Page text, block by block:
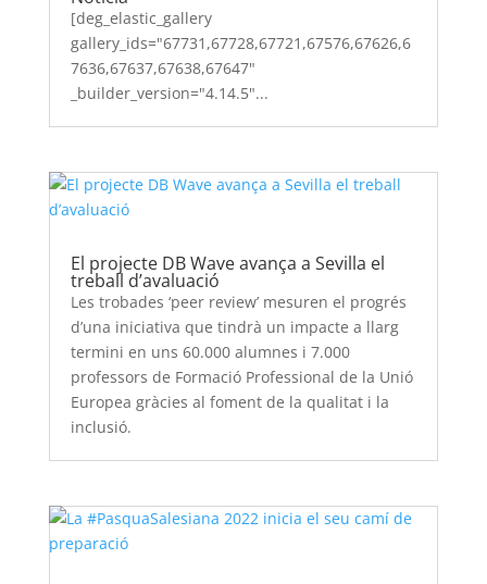
[deg_elastic_gallery
gallery_ids="67731,67728,67721,67576,67626,6
7636,67637,67638,67647"
_builder_version="4.14.5"...
El projecte DB Wave avança a Sevilla el
treball d’avaluació
Les trobades ‘peer review’ mesuren el progrés
d’una iniciativa que tindrà un impacte a llarg
termini en uns 60.000 alumnes i 7.000
professors de Formació Professional de la Unió
Europea gràcies al foment de la qualitat i la
inclusió.